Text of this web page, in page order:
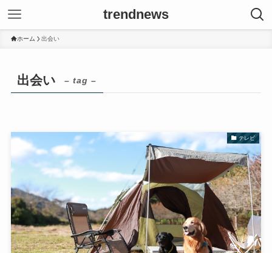
trendnews
ホーム 出会い
出会い – tag –
テレビ